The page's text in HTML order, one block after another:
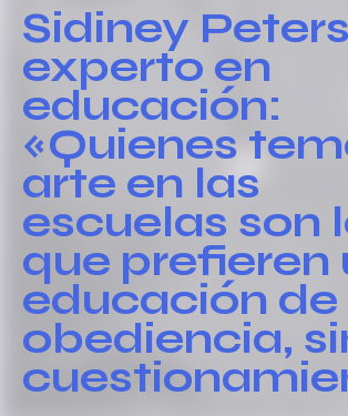
Sidiney
experto en
educación:
«Quienes
arte en las
escuelas son
que prefieren
educación de
obediencia,